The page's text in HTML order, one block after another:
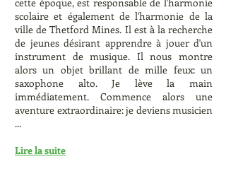
scolaire et également de l'harmonie de la
ville de Thetford Mines. Il est à la recherche
de jeunes désirant apprendre à jouer d'un
instrument de musique. Il nous montre
alors un objet brillant de mille feux: un
saxophone alto. Je lève la main
immédiatement. Commence alors une
aventure extraordinaire: je deviens musicien
...
Lire la suite